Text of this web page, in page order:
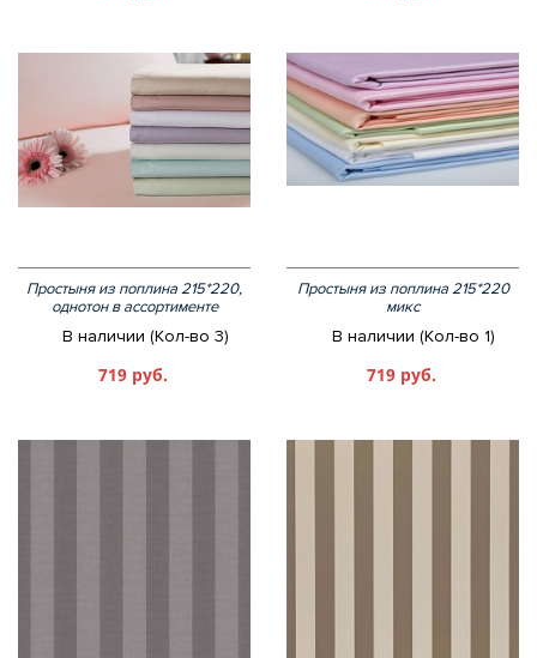
Простыня из поплина 215*220,
однотон в ассортименте
В наличии (Кол-во 3)
719 руб.
Простыня из поплина 215*220
микс
В наличии (Кол-во 1)
719 руб.